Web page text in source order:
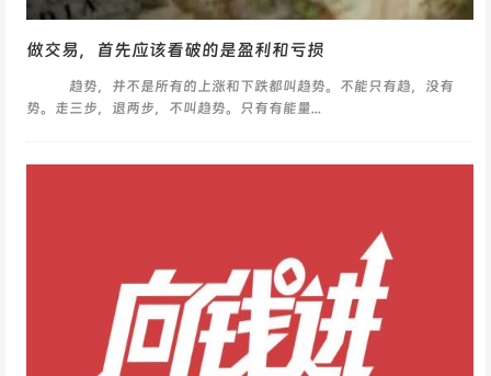
做交易，首先应该看破的是盈利和亏损
趋势，并不是所有的上涨和下跌都叫趋势。不能只有趋，没有
势。走三步，退两步，不叫趋势。只有有能量...